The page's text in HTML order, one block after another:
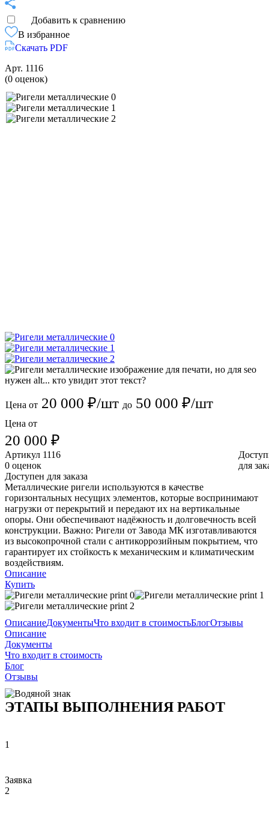
Добавить к сравнению
В избранное
Скачать PDF
Арт. 1116
(0 оценок)
Цена от 20 000 ₽/шт до 50 000 ₽/шт
Цена от
20 000 ₽
для
Артикул 1116
0 оценок
Доступен для заказа
Металлические ригели используются в качестве
горизонтальных несущих элементов, которые воспринимают
нагрузки от перекрытий и передают их на вертикальные
опоры. Они обеспечивают надёжность и долговечность всей
конструкции. Важно: Ригели от Завода МК изготавливаются
из высокопрочной стали с антикоррозийным покрытием, что
гарантирует их стойкость к механическим и климатическим
воздействиям.
Описание
Купить
ОписаниеДокументыЧто входит в стоимостьБлогОтзывы
Описание
Документы
Что входит в стоимость
Блог
Отзывы
ЭТАПЫ ВЫПОЛНЕНИЯ РАБОТ
1
Заявка
2